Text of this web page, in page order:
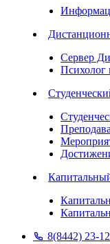
Сервер
Психолог
8(8442) 23-